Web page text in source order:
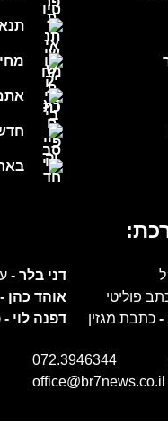
דני בלר -
פוליטי אוהד כהן -
- כתבת מגזין דפנה לוי -
072.3946344
office@br7news.co.il